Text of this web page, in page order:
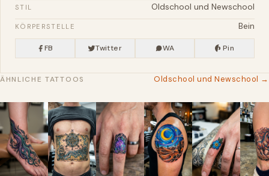
STIL Oldschool und Newschool
KÖRPERSTELLE Bein
FB Twitter WA Pin
ÄHNLICHE TATTOOS Oldschool und Newschool →